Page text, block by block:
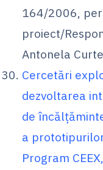
164/2006,
proiect/
Antonela
Cercetări
dezvoltarea
de
a
Program